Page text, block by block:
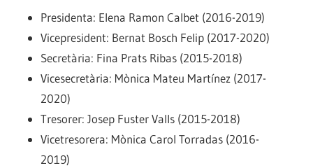
Presidenta: Elena Ramon Calbet (2016-2019)
Vicepresident: Bernat Bosch Felip (2017-2020)
Secretària: Fina Prats Ribas (2015-2018)
Vicesecretària: Mònica Mateu Martínez (2017-
2020)
Tresorer: Josep Fuster Valls (2015-2018)
Vicetresorera: Mònica Carol Torradas (2016-
2019)